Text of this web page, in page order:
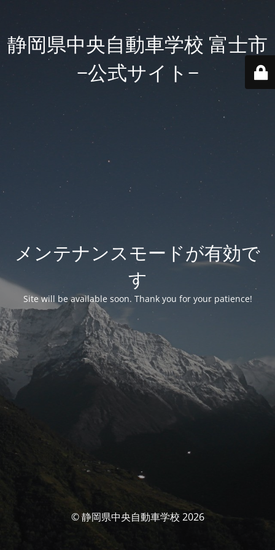
静岡県中央自動車学校 富士市
−公式サイト−
メンテナンスモードが有効で
す
Site will be available soon. Thank you for your patience!
© 静岡県中央自動車学校 2026